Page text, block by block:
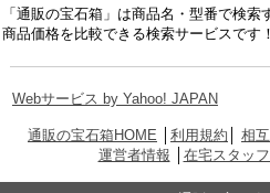
「通販の宝石箱」は商品名・型番で検
商品価格を比較できる検索サービスです！
Webサービス by Yahoo! JAPAN
通販の宝石箱HOME 利用規約 相
運営者情報
在宅スタッ